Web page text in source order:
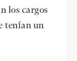
los cargos
tenían un